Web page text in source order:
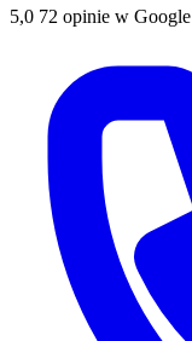
5,0 72 opinie w Google